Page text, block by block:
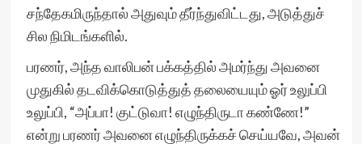
சந்தேகமிருந்தால் அதுவும் தீர்ந்துவிட்டது, அடுத்துச்
சில நிமிடங்களில்.
பரணர், அந்த வாலிபன் பக்கத்தில் அமர்ந்து அவனை
முதுகில் தடவிக்கொடுத்துத் தலையையும் ஓர் உலுப்பி
உலுப்பி, “அப்பா! குட்டுவா! எழுந்திருடா கண்ணே!”
என்று பரணர் அவனை எழுந்திருக்கச் செய்யவே, அவன்